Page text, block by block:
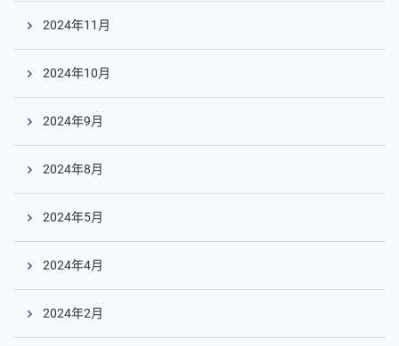
2024年11月
2024年10月
2024年9月
2024年8月
2024年5月
2024年4月
2024年2月